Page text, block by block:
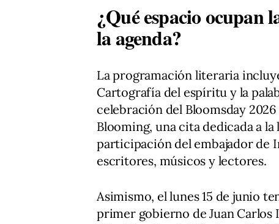
¿Qué espacio ocupan
la agenda?
La programación literaria
Cartografía del espíritu y la
celebración del Bloomsday
Blooming, una cita dedicada a
participación del embajador de
escritores, músicos y lectores.
Asimismo, el lunes 15 de junio
primer gobierno de Juan Carlos